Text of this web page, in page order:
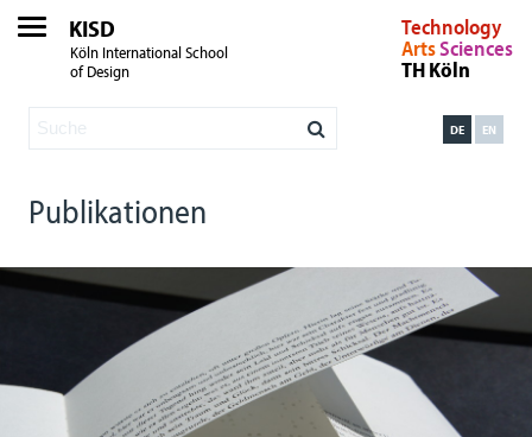
KISD
Köln International School
of Design
Technology
ArtsSciences
TH Köln
EN
DE
Publikationen